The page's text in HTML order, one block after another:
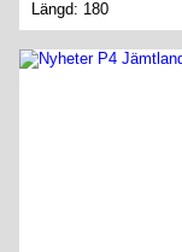
Längd: 180